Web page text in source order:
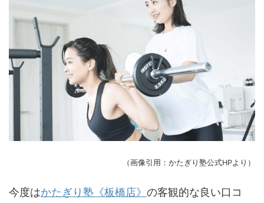
（画像引用：かたぎり塾公式HPより）
今度はかたぎり塾《板橋店》 の客観的な良い口コ